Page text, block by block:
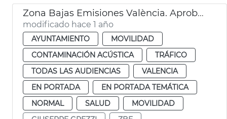
Zona Bajas Emisiones València. Aprobación por el Pleno
modificado hace 1 año
AYUNTAMIENTO
MOVILIDAD
CONTAMINACIÓN ACÚSTICA
TRÁFICO
TODAS LAS AUDIENCIAS
VALENCIA
EN PORTADA
EN PORTADA TEMÁTICA
NORMAL
SALUD
MOVILIDAD